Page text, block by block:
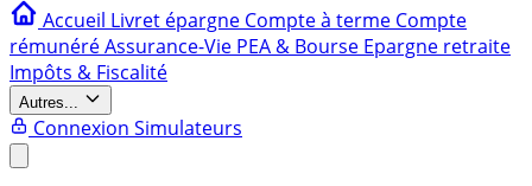
Accueil Livret épargne Compte à terme Compte
rémunéréAssurance-Vie PEA & Bourse Epargne retraite
Impôts & Fiscalité
Autres...
Connexion Simulateurs